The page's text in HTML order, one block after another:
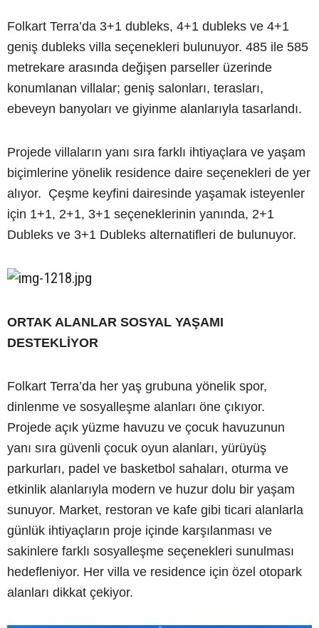
Folkart Terra’da 3+1 dubleks, 4+1 dubleks ve 4+1
geniş dubleks villa seçenekleri bulunuyor. 485 ile 585
metrekare arasında değişen parseller üzerinde
konumlanan villalar; geniş salonları, terasları,
ebeveyn banyoları ve giyinme alanlarıyla tasarlandı.
Projede villaların yanı sıra farklı ihtiyaçlara ve yaşam
biçimlerine yönelik residence daire seçenekleri de yer
alıyor. Çeşme keyfini dairesinde yaşamak isteyenler
için 1+1, 2+1, 3+1 seçeneklerinin yanında, 2+1
Dubleks ve 3+1 Dubleks alternatifleri de bulunuyor.
ORTAK ALANLAR SOSYAL YAŞAMI
DESTEKLİYOR
Folkart Terra’da her yaş grubuna yönelik spor,
dinlenme ve sosyalleşme alanları öne çıkıyor.
Projede açık yüzme havuzu ve çocuk havuzunun
yanı sıra güvenli çocuk oyun alanları, yürüyüş
parkurları, padel ve basketbol sahaları, oturma ve
etkinlik alanlarıyla modern ve huzur dolu bir yaşam
sunuyor. Market, restoran ve kafe gibi ticari alanlarla
günlük ihtiyaçların proje içinde karşılanması ve
sakinlere farklı sosyalleşme seçenekleri sunulması
hedefleniyor. Her villa ve residence için özel otopark
alanları dikkat çekiyor.